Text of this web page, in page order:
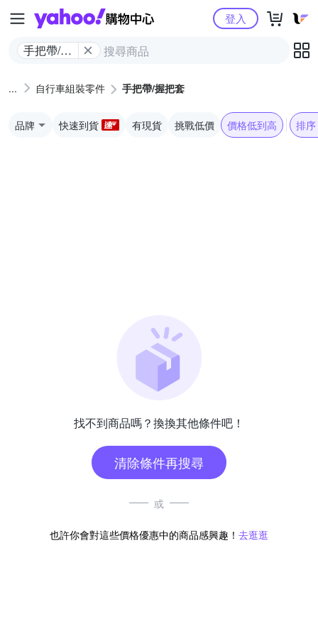
Yahoo購物中心
手把帶/握
登入
自行車組裝零件 手把帶/握把套
品牌 快速到貨 有現貨 挑戰低價 價格低到高 排序
找不到商品嗎？換換其他條件吧！
清除條件再搜尋
或
也許你會對這些價格優惠中的商品感興趣！ 去逛逛